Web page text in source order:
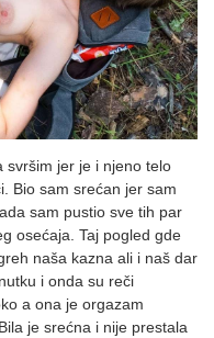
svršim jer je i njeno telo
Bio sam srećan jer sam
sam pustio sve tih par
osećaja. Taj pogled gde
naša kazna ali i naš dar
i onda su reči
a ona je orgazam
je srećna i nije prestala